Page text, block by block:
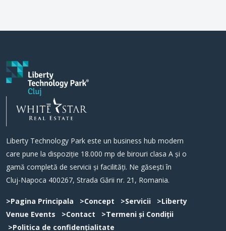
Liberty Technology Park este un business hub modern
care pune la dispoziție 18.000 mp de birouri clasa A și o
gamă completă de servicii și facilități. Ne găsești în
Cluj-Napoca 400267, Strada Gării nr. 21, Romania.
>Pagina Principala >Concept >Servicii
>Liberty
Venue Events
>Contact
>Termeni și Condiții
>Politica de confidențialitate